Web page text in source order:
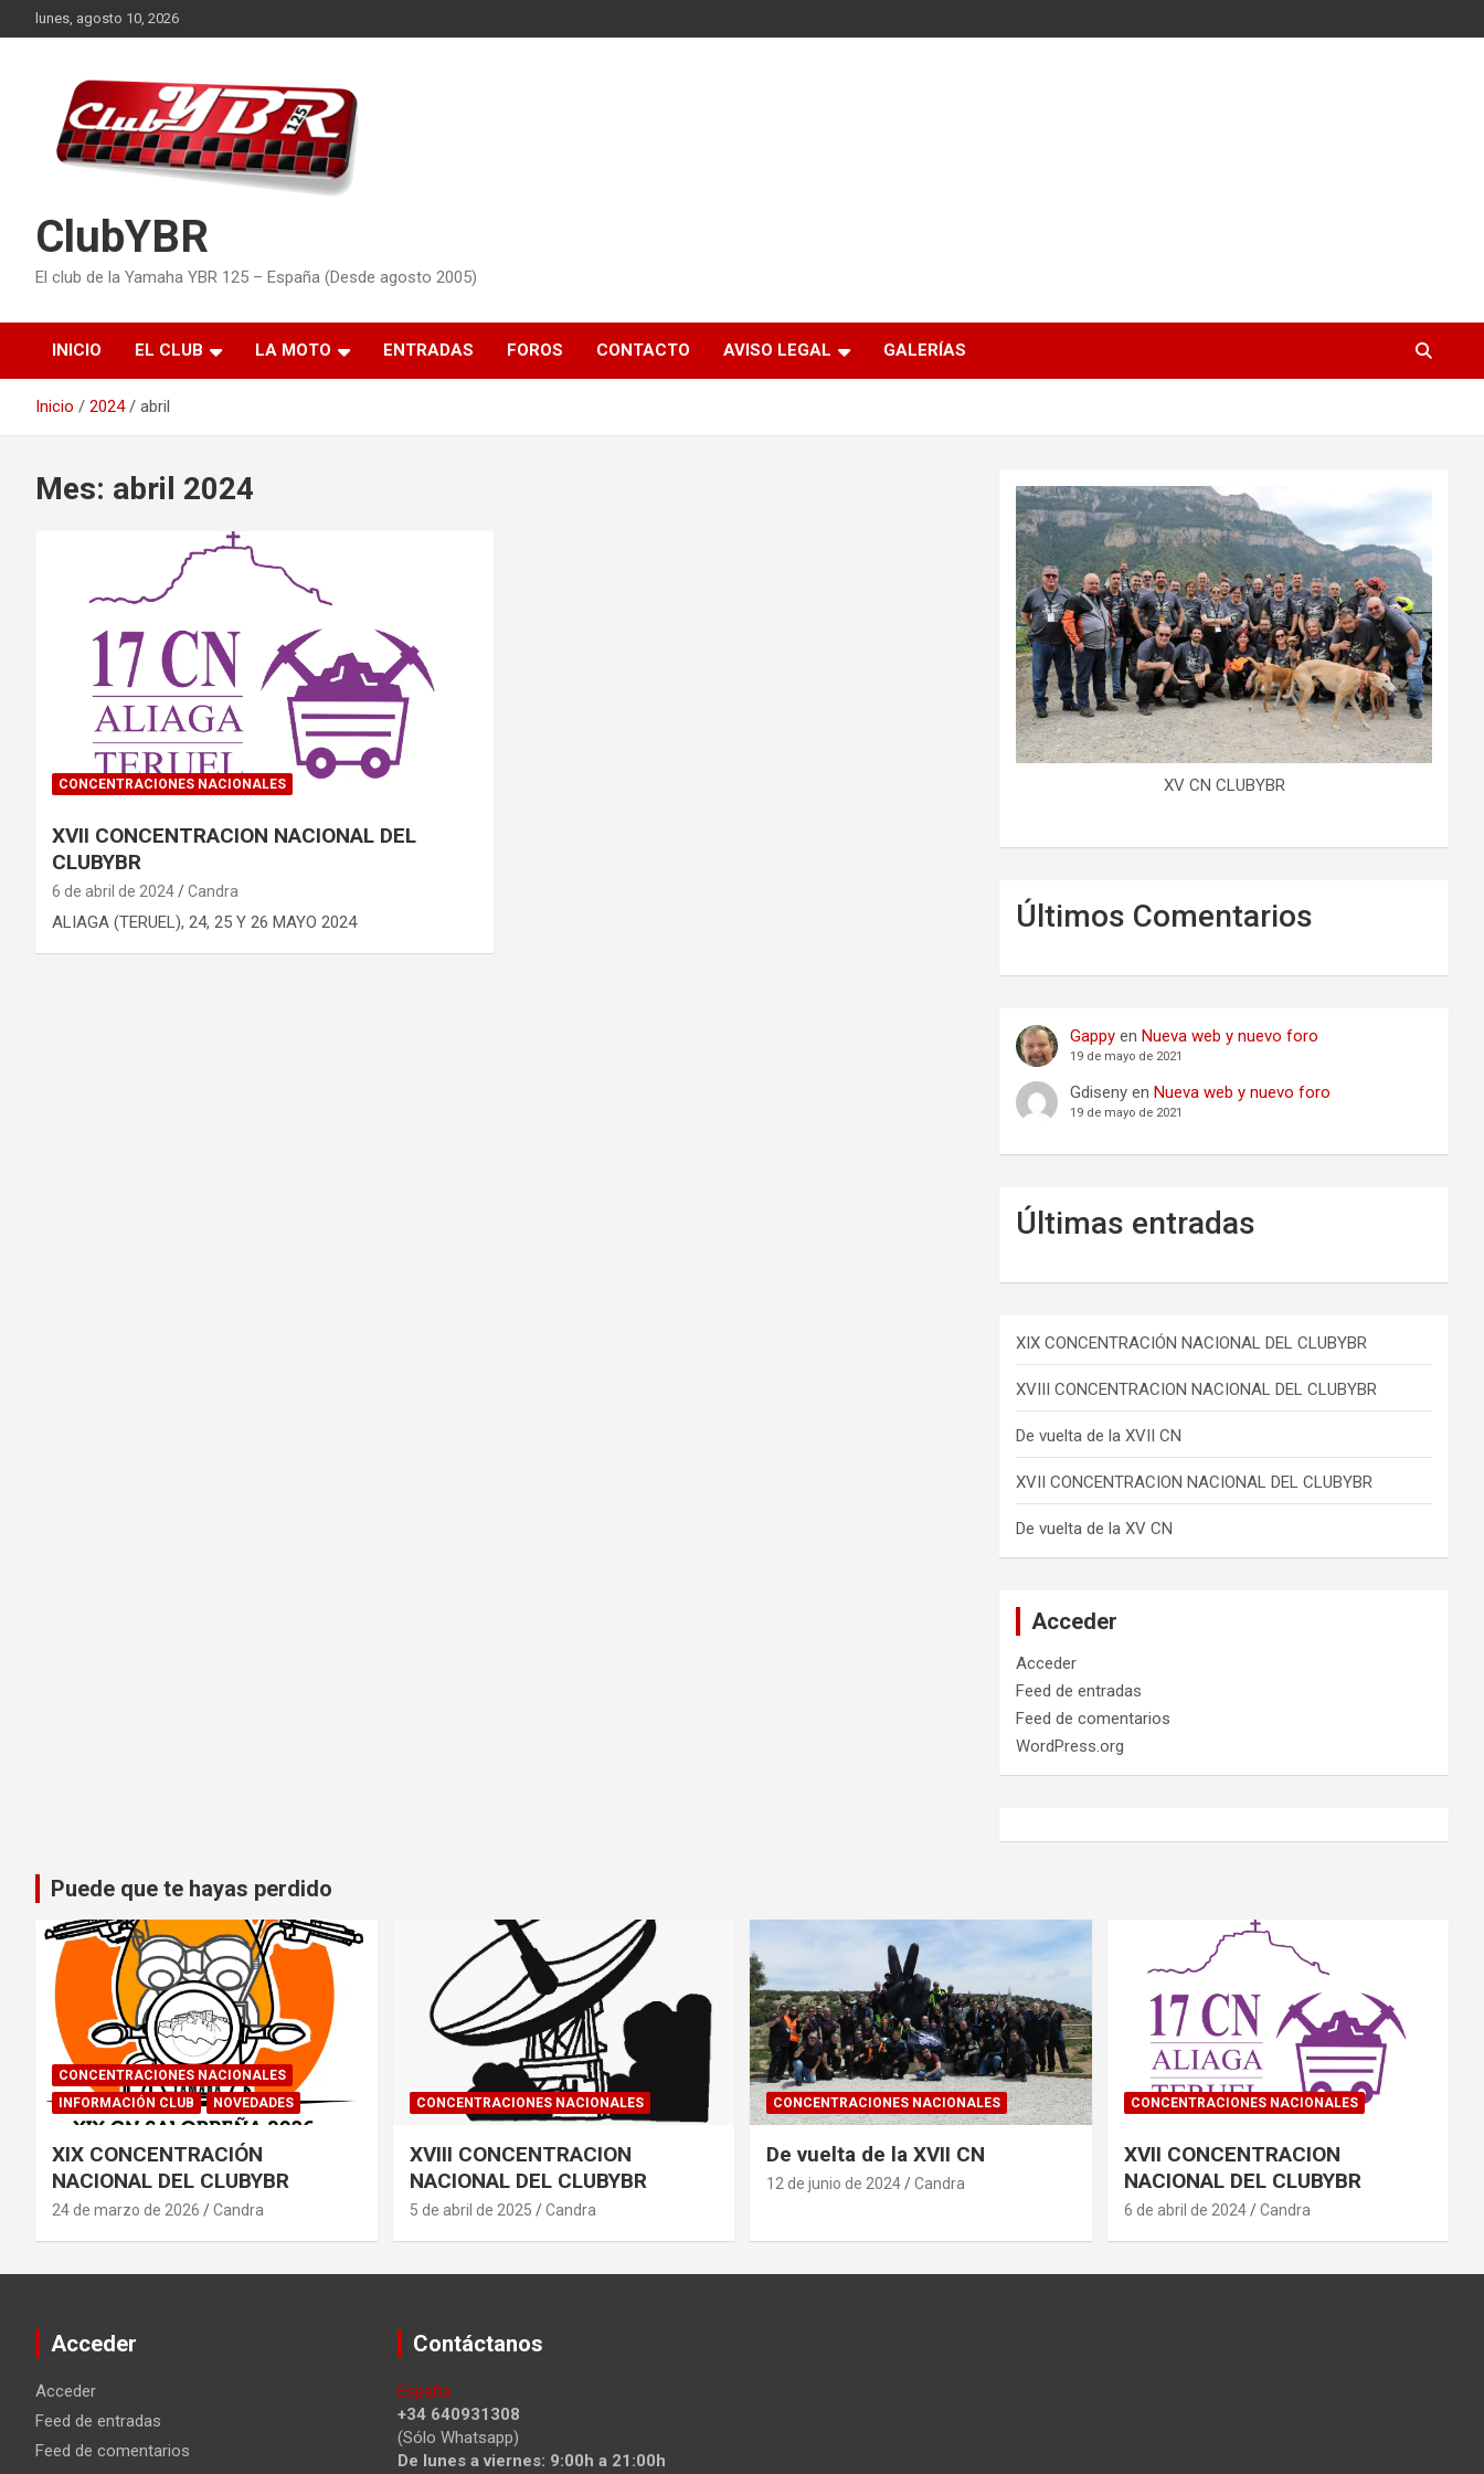
Saltar
al
lunes, agosto 10, 2026
ClubYBR
El club de la Yamaha YBR 125 – España (Desde agosto 2005)
INICIO EL CLUB LA MOTO ENTRADAS FOROS CONTACTO AVISO LEGAL GALERÍAS
Inicio 2024 abril
Mes: abril 2024
CONCENTRACIONES NACIONALES
XVII CONCENTRACION NACIONAL DEL
CLUBYBR
6 de abril de 2024 Candra
ALIAGA (TERUEL), 24, 25 Y 26 MAYO 2024
XV CN CLUBYBR
Últimos Comentarios
Gappy enNueva web y nuevo foro
19 de mayo de 2021
Gdiseny enNueva web y nuevo foro
19 de mayo de 2021
Últimas entradas
XIX CONCENTRACIÓN NACIONAL DEL CLUBYBR
XVIII CONCENTRACION NACIONAL DEL CLUBYBR
De vuelta de la XVII CN
XVII CONCENTRACION NACIONAL DEL CLUBYBR
De vuelta de la XV CN
Acceder
Acceder
Feed de entradas
Feed de comentarios
WordPress.org
Puede que te hayas perdido
CONCENTRACIONES NACIONALES
INFORMACIÓN CLUB
NOVEDADES
XIX CONCENTRACIÓN
NACIONAL DEL CLUBYBR
24 de marzo de 2026 Candra
CONCENTRACIONES NACIONALES
XVIII CONCENTRACION
NACIONAL DEL CLUBYBR
5 de abril de 2025 Candra
CONCENTRACIONES NACIONALES
De vuelta de la XVII CN
12 de junio de 2024 Candra
CONCENTRACIONES NACIONALES
XVII CONCENTRACION
NACIONAL DEL CLUBYBR
6 de abril de 2024 Candra
Acceder
Acceder
Feed de entradas
Feed de comentarios
Contáctanos
España
+34 640931308
(Sólo Whatsapp)
De lunes a viernes: 9:00h a 21:00h